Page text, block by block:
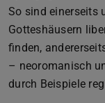
So sind einerseits
Gotteshäusern
finden,
– neoromanisch
durch Beispiele